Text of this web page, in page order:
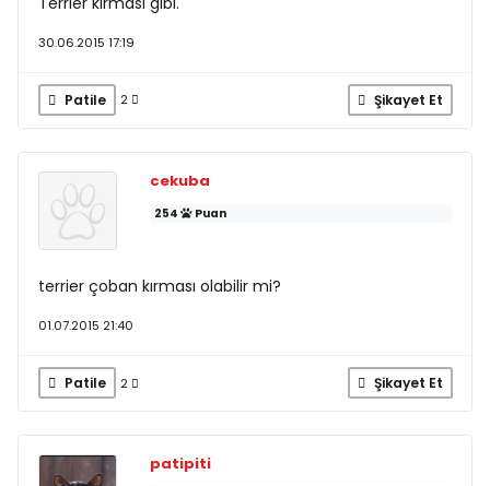
30.06.2015 17:19
Patile 2 Şikayet Et
cekuba
254 Puan
terrier çoban kırması olabilir mi?
01.07.2015 21:40
Patile 2 Şikayet Et
patipiti